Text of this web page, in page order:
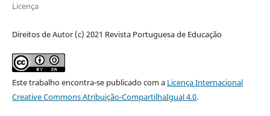
Licença
Direitos de Autor (c) 2021 Revista Portuguesa de Educação
Este trabalho encontra-se publicado com a Licença Internacional
Creative Commons Atribuição-CompartilhaIgual 4.0.